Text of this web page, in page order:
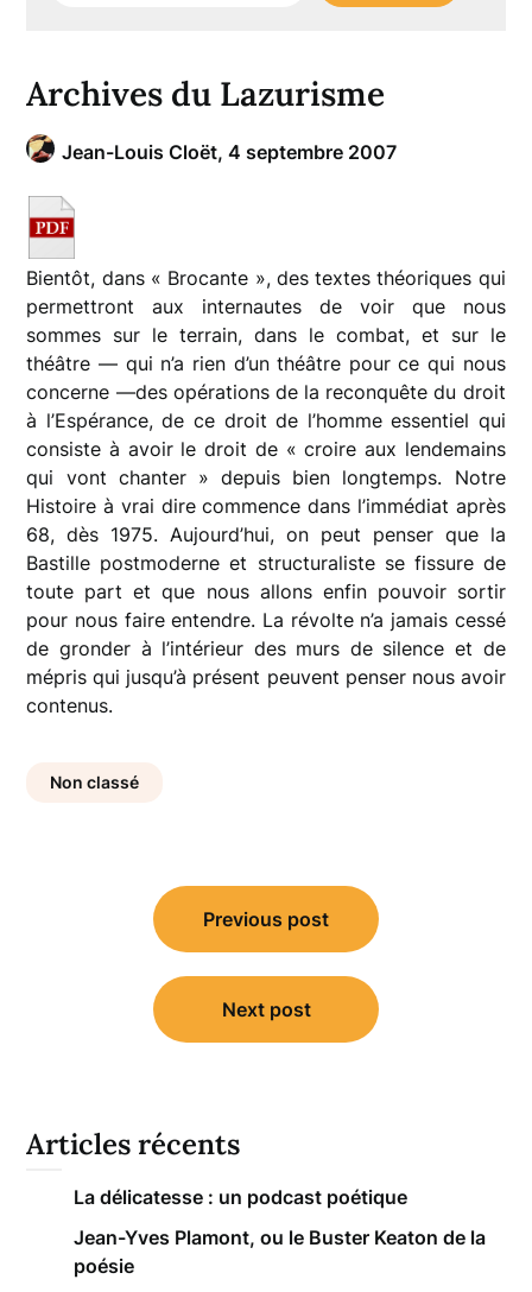
Archives du Lazurisme
Jean-Louis Cloët,4 septembre 2007
Bientôt, dans « Brocante », des textes théoriques qui
permettront aux internautes de voir que nous
sommes sur le terrain, dans le combat, et sur le
théâtre — qui n’a rien d’un théâtre pour ce qui nous
concerne —des opérations de la reconquête du droit
à l’Espérance, de ce droit de l’homme essentiel qui
consiste à avoir le droit de « croire aux lendemains
qui vont chanter » depuis bien longtemps. Notre
Histoire à vrai dire commence dans l’immédiat après
68, dès 1975. Aujourd’hui, on peut penser que la
Bastille postmoderne et structuraliste se fissure de
toute part et que nous allons enfin pouvoir sortir
pour nous faire entendre. La révolte n’a jamais cessé
de gronder à l’intérieur des murs de silence et de
mépris qui jusqu’à présent peuvent penser nous avoir
contenus.
Non classé
Navigation
Previous post
Next post
Articles récents
La délicatesse : un podcast poétique
Jean-Yves Plamont, ou le Buster Keaton de la
poésie